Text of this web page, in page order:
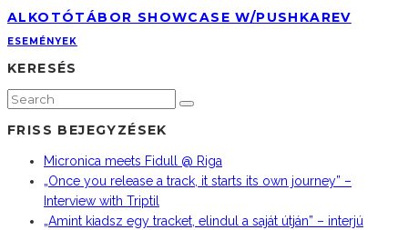
ALKOTÓTÁBOR SHOWCASE W/PUSHKAREV
ESEMÉNYEK
KERESÉS
FRISS BEJEGYZÉSEK
Micronica meets Fidull @ Riga
„Once you release a track, it starts its own journey” –
Interview with Triptil
„Amint kiadsz egy tracket, elindul a saját útján” – interjú